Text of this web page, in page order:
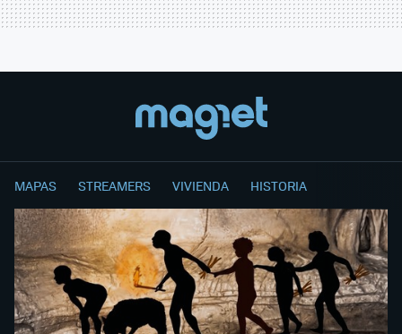
MAPAS STREAMERS VIVIENDA HISTORIA